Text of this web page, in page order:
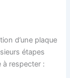
d’une plaque
étapes
respecter :